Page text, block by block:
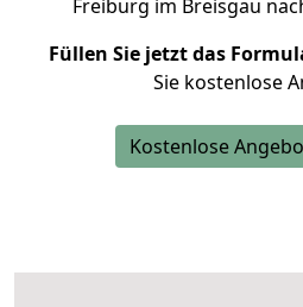
Freiburg im Breisgau
Füllen Sie jetzt das
Sie kostenlose
Kostenlose